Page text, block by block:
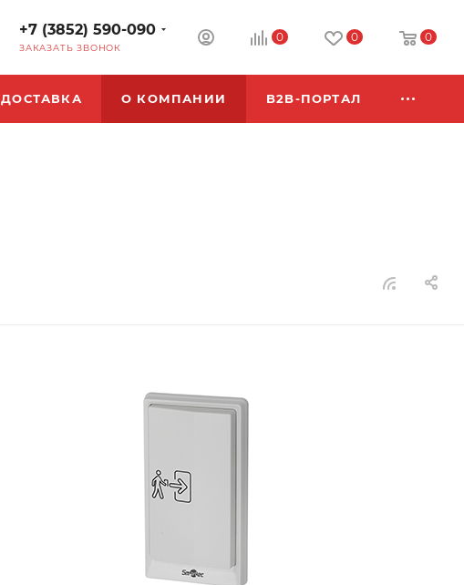
+7 (3852) 590-090
ЗАКАЗАТЬ ЗВОНОК
0 0 0
ДОСТАВКА О КОМПАНИИ B2B-ПОРТАЛ